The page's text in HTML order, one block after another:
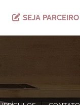
SEJA PARCEIRO